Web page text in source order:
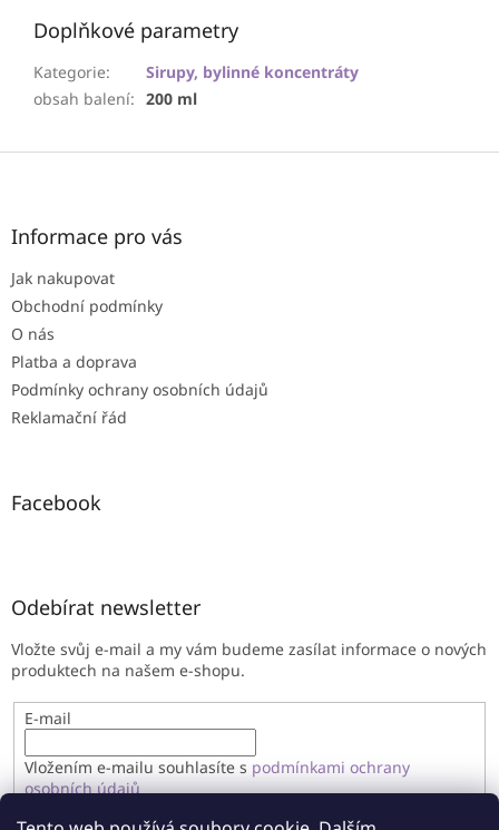
Doplňkové parametry
Kategorie:
Sirupy, bylinné koncentráty
obsah balení: 200 ml
Z
Informace pro vás
Jak nakupovat
Obchodní podmínky
O nás
Platba a doprava
Podmínky ochrany osobních údajů
Reklamační řád
Facebook
Odebírat newsletter
Vložte svůj e-mail a my vám budeme zasílat informace o nových
produktech na našem e-shopu.
E-mail
Vložením e-mailu souhlasíte s podmínkami ochrany
osobních údajů